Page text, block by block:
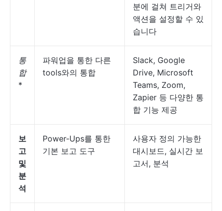
분에 걸쳐 트리거와
액션을 설정할 수 있
습니다
통
합
*
파워업을 통한 다른
tools와의 통합
Slack, Google
Drive, Microsoft
Teams, Zoom,
Zapier 등 다양한 통
합 기능 제공
보
고
및
분
석
Power-Ups를 통한
기본 보고 도구
사용자 정의 가능한
대시보드, 실시간 보
고서, 분석